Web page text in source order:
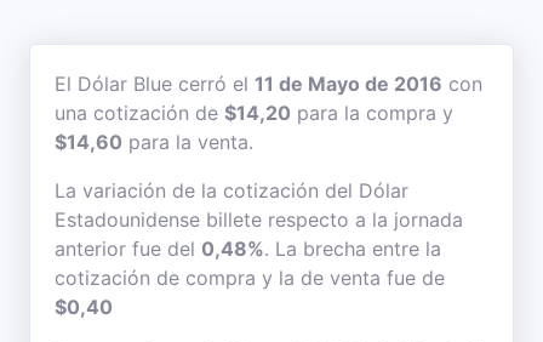
El Dólar Blue cerró el 11 de Mayo de 2016 con
una cotización de $14,20 para la compra y
$14,60 para la venta.
La variación de la cotización del Dólar
Estadounidense billete respecto a la jornada
anterior fue del 0,48%. La brecha entre la
cotización de compra y la de venta fue de
$0,40